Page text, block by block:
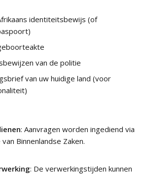
identiteitsbewijs (of
van de politie
van uw huidige land (voor
: Aanvragen worden ingediend via
Binnenlandse Zaken.
: De verwerkingstijden kunnen